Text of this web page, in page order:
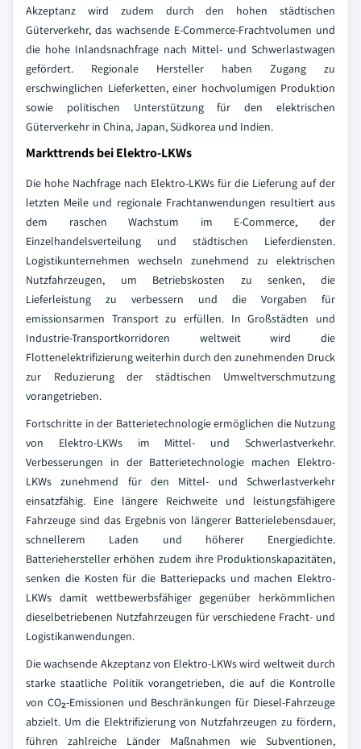
Akzeptanz wird zudem durch den hohen städtischen
Güterverkehr, das wachsende E-Commerce-Frachtvolumen und
die hohe Inlandsnachfrage nach Mittel- und Schwerlastwagen
gefördert. Regionale Hersteller haben Zugang zu
erschwinglichen Lieferketten, einer hochvolumigen Produktion
sowie politischen Unterstützung für den elektrischen
Güterverkehr in China, Japan, Südkorea und Indien.
Markttrends bei Elektro-LKWs
Die hohe Nachfrage nach Elektro-LKWs für die Lieferung auf der
letzten Meile und regionale Frachtanwendungen resultiert aus
dem raschen Wachstum im E-Commerce, der
Einzelhandelsverteilung und städtischen Lieferdiensten.
Logistikunternehmen wechseln zunehmend zu elektrischen
Nutzfahrzeugen, um Betriebskosten zu senken, die
Lieferleistung zu verbessern und die Vorgaben für
emissionsarmen Transport zu erfüllen. In Großstädten und
Industrie-Transportkorridoren weltweit wird die
Flottenelektrifizierung weiterhin durch den zunehmenden Druck
zur Reduzierung der städtischen Umweltverschmutzung
vorangetrieben.
Fortschritte in der Batterietechnologie ermöglichen die Nutzung
von Elektro-LKWs im Mittel- und Schwerlastverkehr.
Verbesserungen in der Batterietechnologie machen Elektro-
LKWs zunehmend für den Mittel- und Schwerlastverkehr
einsatzfähig. Eine längere Reichweite und leistungsfähigere
Fahrzeuge sind das Ergebnis von längerer Batterielebensdauer,
schnellerem Laden und höherer Energiedichte.
Batteriehersteller erhöhen zudem ihre Produktionskapazitäten,
senken die Kosten für die Batteriepacks und machen Elektro-
LKWs damit wettbewerbsfähiger gegenüber herkömmlichen
dieselbetriebenen Nutzfahrzeugen für verschiedene Fracht- und
Logistikanwendungen.
Die wachsende Akzeptanz von Elektro-LKWs wird weltweit durch
starke staatliche Politik vorangetrieben, die auf die Kontrolle
von CO₂-Emissionen und Beschränkungen für Diesel-Fahrzeuge
abzielt. Um die Elektrifizierung von Nutzfahrzeugen zu fördern,
führen zahlreiche Länder Maßnahmen wie Subventionen,